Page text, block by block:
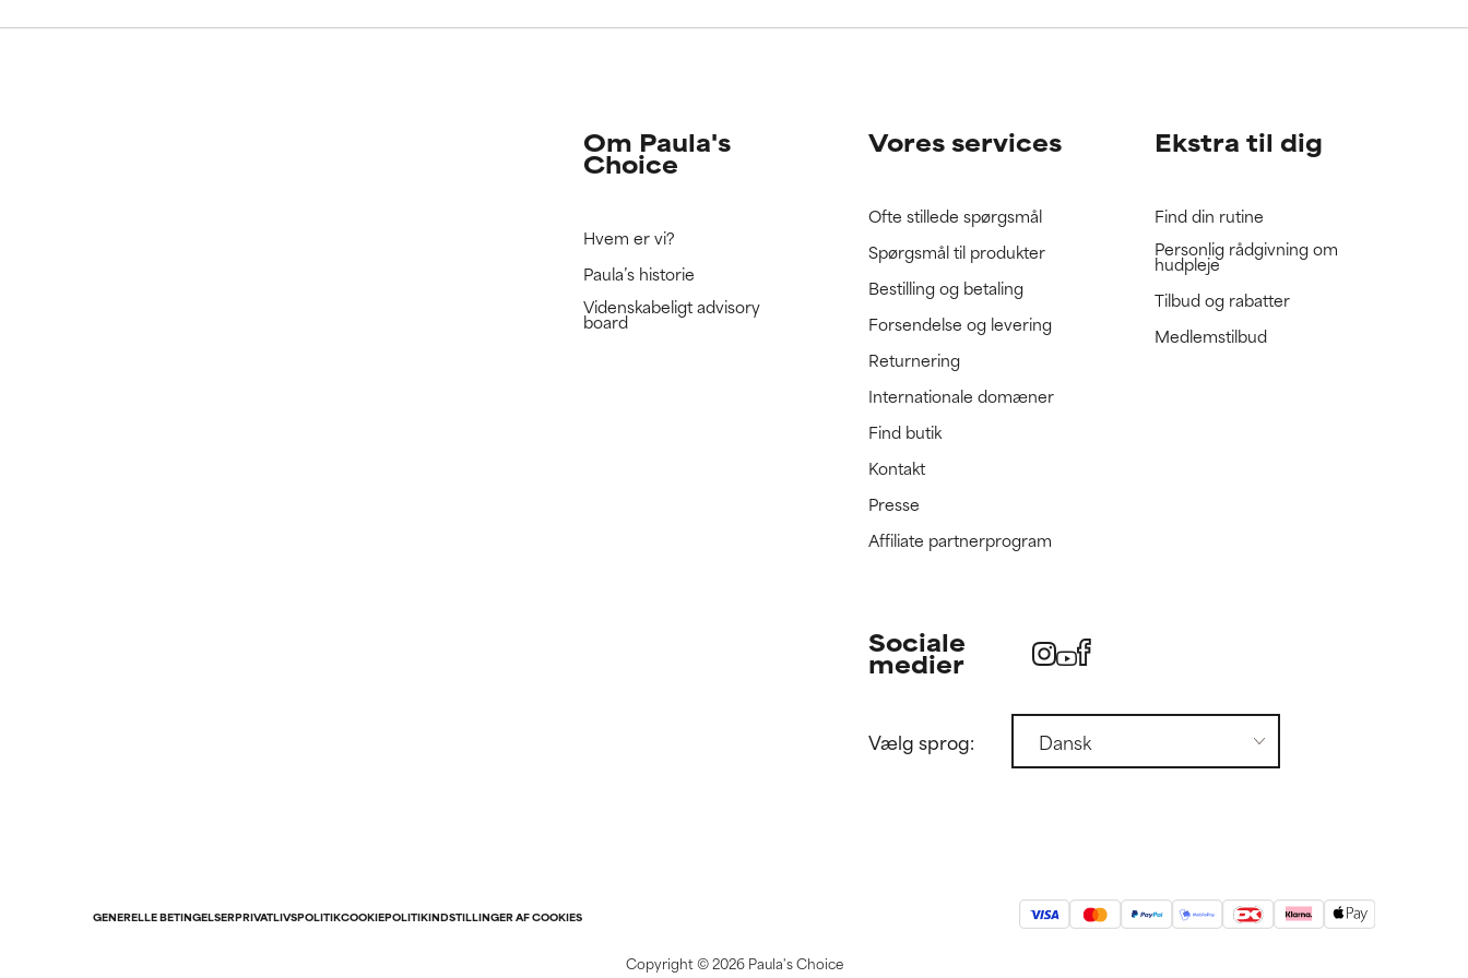
Vi har endnu ikke ratet denne ingrediens, fordi vi ikke har haft mulighed for at gennemgå
Vi har endnu ikke ratet denne ingrediens, fordi vi ikke har haft mulighed for at gennemgå
Om Paula's
Choice
Hvem er vi?
Paula’s historie
Videnskabeligt advisory
board
Vores services
Ofte stillede spørgsmål
Spørgsmål til produkter
Bestilling og betaling
Forsendelse og levering
Returnering
Internationale domæner
Find butik
Kontakt
Presse
Affiliate partnerprogram
Ekstra til dig
Find din rutine
Personlig rådgivning om
hudpleje
Tilbud og rabatter
Medlemstilbud
Sociale
medier
Vælg sprog:
GENERELLE BETINGELSERPRIVATLIVSPOLITIKCOOKIEPOLITIKINDSTILLINGER AF COOKIES
Copyright ©2026 Paula's Choice